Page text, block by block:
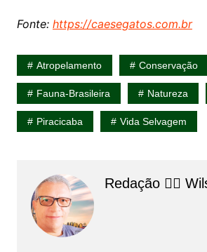
Fonte: https://caesegatos.com.br
Atropelamento Conservação
Fauna-Brasileira Natureza
Piracicaba Vida Selvagem
Redação 👨‍⚖️​